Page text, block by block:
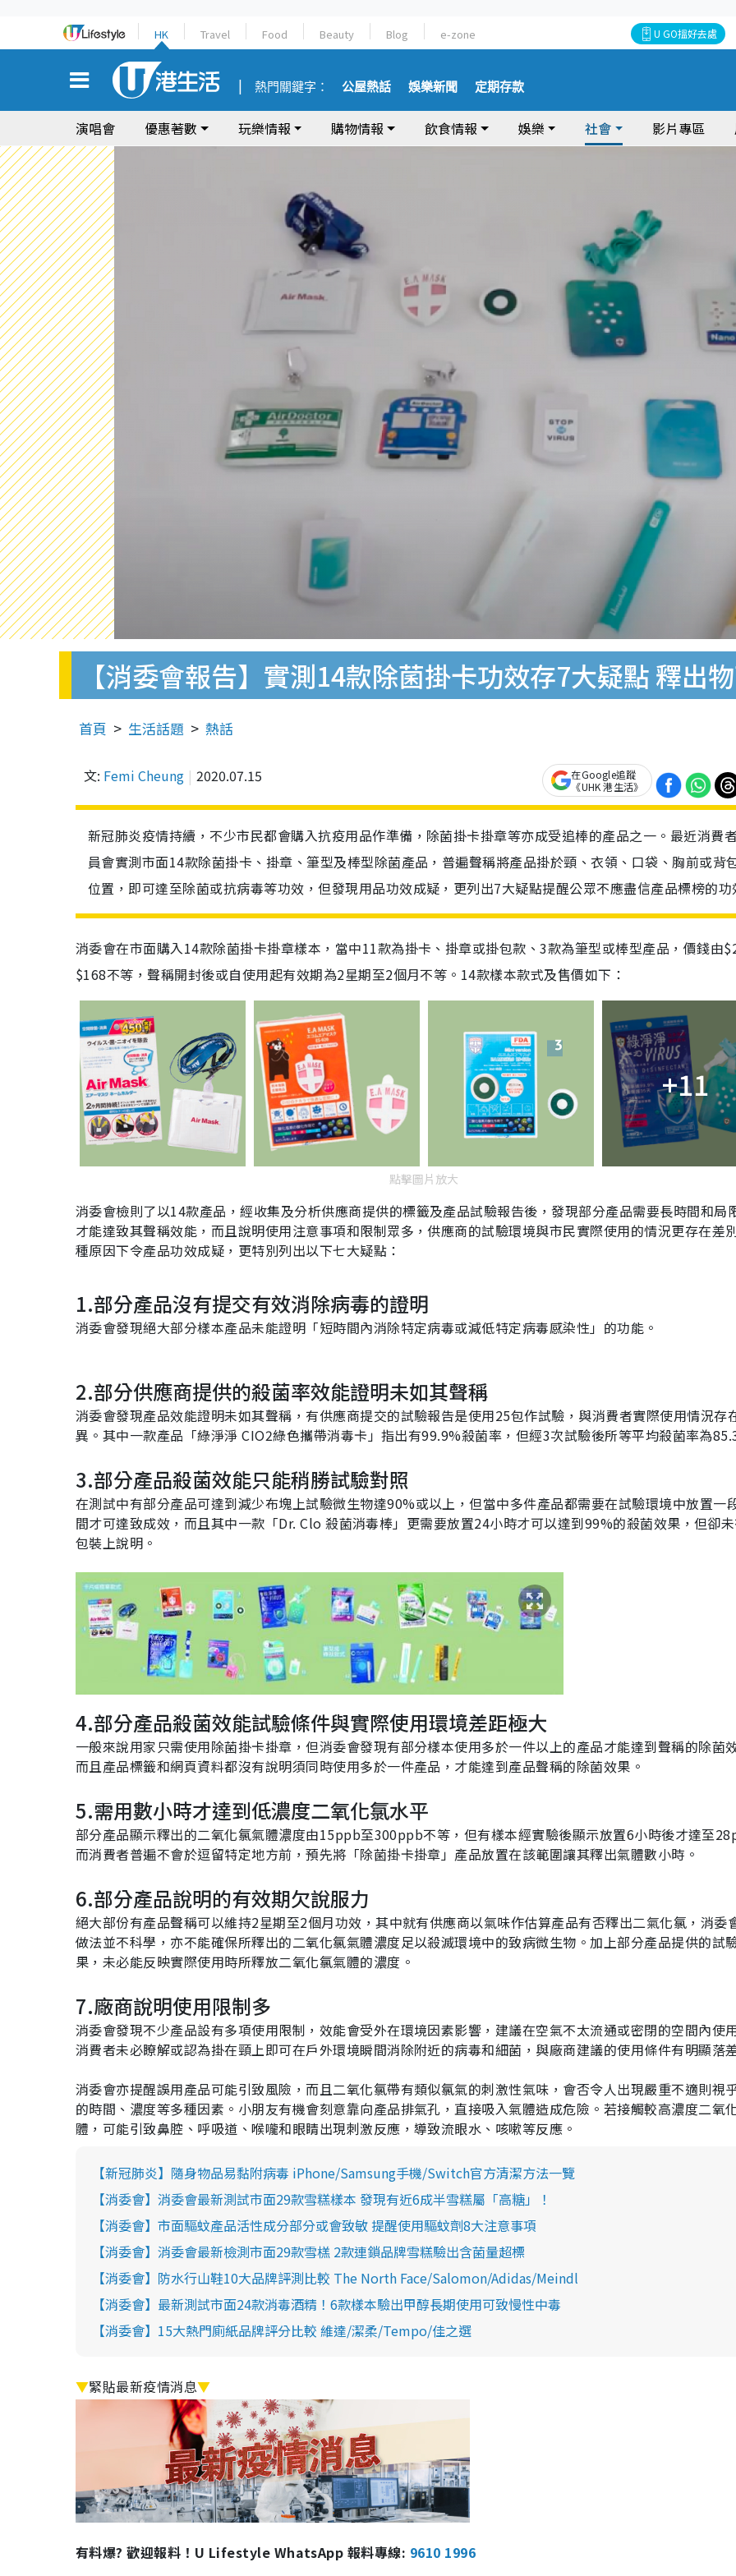
HK Travel Food Beauty Blog e-zone U GO搵好去處
熱門關鍵字： 公屋熱話 娛樂新聞 定期存款
演唱會 優惠著數 玩樂情報 購物情報 飲食情報 娛樂 社會 影片專區
【消委會報告】實測14款除菌掛卡功效存7大疑點 釋出
首頁 生活話題 熱話
文: Femi Cheung 2020.07.15
在Google追蹤
《UHK 港生活》
新冠肺炎疫情持續，不少市民都會購入抗疫用品作準備，除菌掛卡掛章等亦成受追棒的產品之一。最近消費
員會實測市面14款除菌掛卡、掛章、筆型及棒型除菌產品，普遍聲稱將產品掛於頸、衣領、口袋、胸前或背
位置，即可達至除菌或抗病毒等功效，但發現用品功效成疑，更列出7大疑點提醒公眾不應盡信產品標榜的功
消委會在市面購入14款除菌掛卡掛章樣本，當中11款為掛卡、掛章或掛包款、3款為筆型或棒型產品，價錢由
$168不等，聲稱開封後或自使用起有效期為2星期至2個月不等。 14款樣本款式及售價如下：
+11
點擊圖片放大
消委會檢則了以14款產品，經收集及分析供應商提供的標籤及產品試驗報告後，發現部分產品需要長時間和局
才能達致其聲稱效能，而且說明使用注意事項和限制眾多，供應商的試驗環境與市民實際使用的情況更存在差
種原因下令產品功效成疑，更特別列出以下七大疑點：
1.部分產品沒有提交有效消除病毒的證明
消委會發現絕大部分樣本產品未能證明「短時間內消除特定病毒或減低特定病毒感染性」的功能。
2.部分供應商提供的殺菌率效能證明未如其聲稱
消委會發現產品效能證明未如其聲稱，有供應商提交的試驗報告是使用25包作試驗，與消費者實際使用情況存
異。其中一款產品「綠淨淨 CIO2綠色攜帶消毒卡」指出有99.9%殺菌率，但經3次試驗後所等平均殺菌率為
3.部分產品殺菌效能只能稍勝試驗對照
在測試中有部分產品可達到減少布塊上試驗微生物達90%或以上，但當中多件產品都需要在試驗環境中放置一
間才可達致成效，而且其中一款「Dr. Clo殺菌消毒棒」更需要放置24小時才可以達到99%的殺菌效果，但卻
包裝上說明。
4.部分產品殺菌效能試驗條件與實際使用環境差距極大
一般來說用家只需使用除菌掛卡掛章，但消委會發現有部分樣本使用多於一件以上的產品才能達到聲稱的除菌
而且產品標籤和網頁資料都沒有說明須同時使用多於一件產品，才能達到產品聲稱的除菌效果。
5.需用數小時才達到低濃度二氧化氯水平
部分產品顯示釋出的二氧化氯氣體濃度由15ppb至300ppb不等，但有樣本經實驗後顯示放置6小時後才達至
而消費者普遍不會於逗留特定地方前，預先將「除菌掛卡掛章」產品放置在該範圍讓其釋出氣體數小時。
6.部分產品說明的有效期欠說服力
絕大部份有產品聲稱可以維持2星期至2個月功效，其中就有供應商以氣味作估算產品有否釋出二氣化氯，消委
做法並不科學，亦不能確保所釋出的二氧化氯氣體濃度足以殺滅環境中的致病微生物。加上部分產品提供的試
果，未必能反映實際使用時所釋放二氧化氯氣體的濃度。
7.廠商說明使用限制多
消委會發現不少產品設有多項使用限制，效能會受外在環境因素影響，建議在空氣不太流通或密閉的空間內使
消費者未必瞭解或認為掛在頸上即可在戶外環境瞬間消除附近的病毒和細菌，與廠商建議的使用條件有明顯落
消委會亦提醒誤用產品可能引致風險，而且二氧化氯帶有類似氯氣的刺激性氣味，會否令人出現嚴重不適則視
的時間、濃度等多種因素。小朋友有機會刻意靠向產品排氣孔，直接吸入氣體造成危險。若接觸較高濃度二氧
體，可能引致鼻腔、呼吸道、喉嚨和眼睛出現刺激反應，導致流眼水、咳嗽等反應。
【新冠肺炎】隨身物品易黏附病毒 iPhone/Samsung手機/Switch官方清潔方法一覽
【消委會】消委會最新測試市面29款雪糕樣本 發現有近6成半雪糕屬「高糖」！
【消委會】市面驅蚊產品活性成分部分或會致敏 提醒使用驅蚊劑8大注意事項
【消委會】消委會最新檢測市面29款雪榚 2款連鎖品牌雪糕驗出含菌量超標
【消委會】防水行山鞋10大品牌評測比較 The North Face/Salomon/Adidas/Meindl
【消委會】最新測試市面24款消毒酒精！6款樣本驗出甲醇長期使用可致慢性中毒
【消委會】15大熱門廁紙品牌評分比較 維達/潔柔/Tempo/佳之選
▼緊貼最新疫情消息▼
有料爆? 歡迎報料！U Lifestyle WhatsApp 報料專線: 9610 1996